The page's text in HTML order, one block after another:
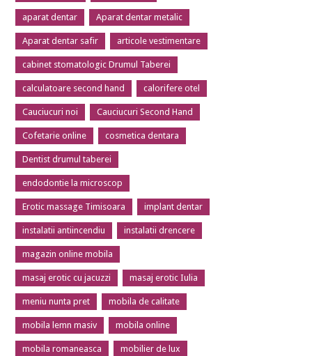
aparat dentar Aparat dentar metalic
Aparat dentar safir articole vestimentare
cabinet stomatologic Drumul Taberei
calculatoare second hand calorifere otel
Cauciucuri noi Cauciucuri Second Hand
Cofetarie online cosmetica dentara
Dentist drumul taberei
endodontie la microscop
Erotic massage Timisoara implant dentar
instalatii antiincendiu instalatii drencere
magazin online mobila
masaj erotic cu jacuzzi masaj erotic Iulia
meniu nunta pret mobila de calitate
mobila lemn masiv mobila online
mobila romaneasca mobilier de lux